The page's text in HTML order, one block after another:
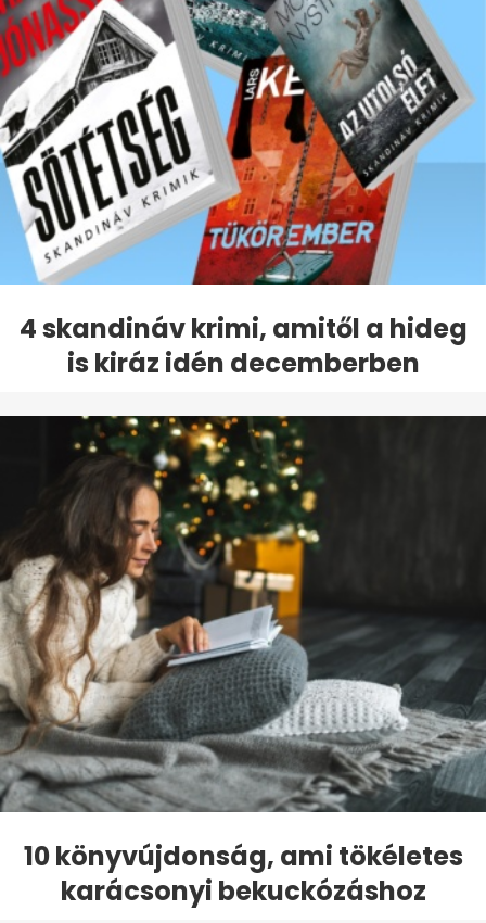
4 skandináv krimi, amitől a hideg
is kiráz idén decemberben
10 könyvújdonság, ami tökéletes
karácsonyi bekuckózáshoz